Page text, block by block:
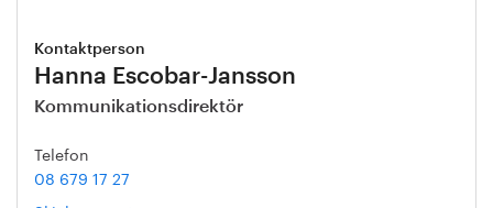
Kontaktperson
Hanna Escobar-Jansson
Kommunikationsdirektör
Telefon
08 679 17 27